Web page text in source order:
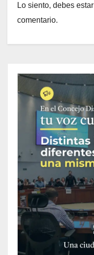
Lo siento, debes estar
comentario.